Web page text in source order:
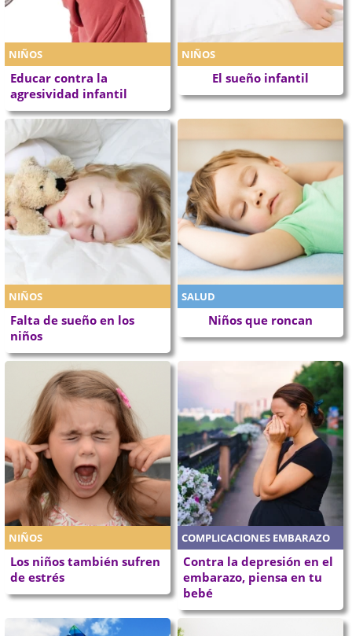
NIÑOS
Educar contra la
agresividad infantil
NIÑOS
El sueño infantil
NIÑOS
Falta de sueño en los
niños
SALUD
Niños que roncan
NIÑOS
Los niños también sufren
de estrés
COMPLICACIONES EMBARAZO
Contra la depresión en el
embarazo, piensa en tu
bebé